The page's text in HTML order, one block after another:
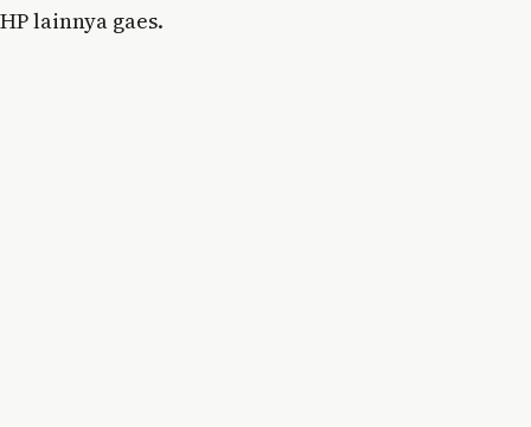
HP lainnya gaes.